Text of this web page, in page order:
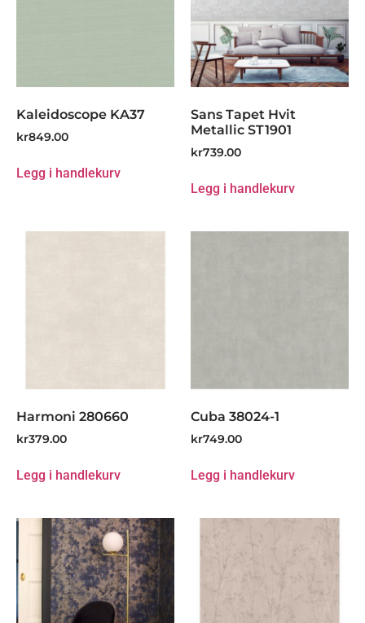
Kaleidoscope KA37
kr849.00
Legg i handlekurv
Sans Tapet Hvit
Metallic ST1901
kr739.00
Legg i handlekurv
Harmoni 280660
kr379.00
Legg i handlekurv
Cuba 38024-1
kr749.00
Legg i handlekurv